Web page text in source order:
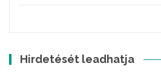
Hirdetését leadhatja